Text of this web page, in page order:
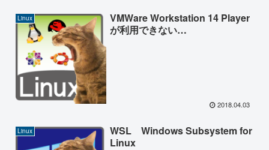
Linux
VMWare Workstation 14 Player
が利用できない…
2018.04.03
Linux
WSL Windows Subsystem for
Linux